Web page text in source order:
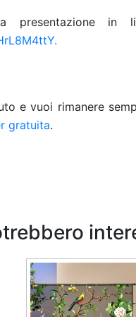
presentazione in
e vuoi rimanere
gratuita.